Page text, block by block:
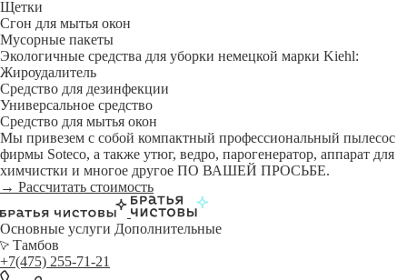
Щетки
Сгон для мытья окон
Мусорные пакеты
Экологичные средства для уборки немецкой марки Kiehl:
Жироудалитель
Средство для дезинфекции
Универсальное средство
Средство для мытья окон
Мы привезем с собой компактный профессиональный пылесос
фирмы Soteco, а также утюг, ведро, парогенератор, аппарат для
химчистки и многое другое ПО ВАШЕЙ ПРОСЬБЕ.
→ Рассчитать стоимость
Основные услуги Дополнительные
Тамбов
+7(475) 255-71-21